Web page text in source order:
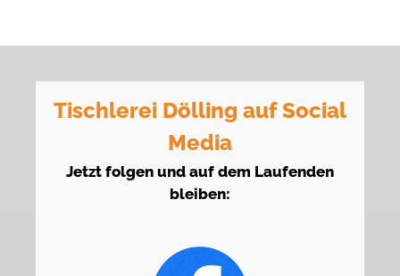
Tischlerei Dölling auf Social
Media
Jetzt folgen und auf dem Laufenden
bleiben: